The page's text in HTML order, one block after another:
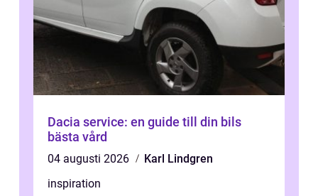
Dacia service: en guide till din bils
bästa vård
04 augusti 2026
Karl Lindgren
inspiration